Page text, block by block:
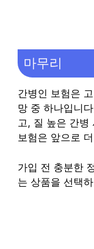
마무리
간병인 보험은
망 중 하나입니
고, 질 높은 간병
보험은 앞으로
가입 전 충분한
는 상품을 선택